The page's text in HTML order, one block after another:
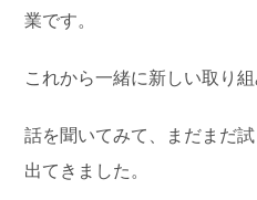
業です。
これから一緒に新しい取り
話を聞いてみて、まだまだ
出てきました。